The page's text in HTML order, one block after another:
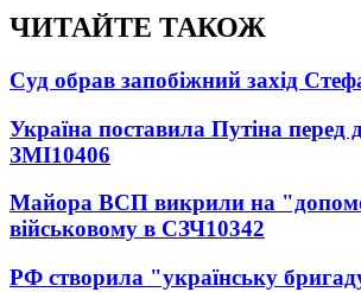
ЧИТАЙТЕ ТАКОЖ
Суд обрав запобіжний захід
Україна поставила Путіна перед
ЗМІ10406
Майора ВСП викрили на
військовому в СЗЧ10342
РФ створила "українську